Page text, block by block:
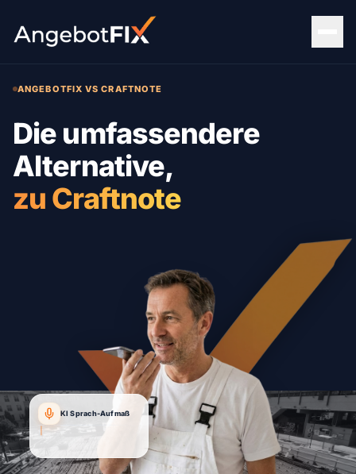
ANGEBOTFIX VS CRAFTNOTE
Die umfassendere
Alternative,
zu Craftnote
KI Sprach-Aufmaß
"Angebot für Kunde Müller...